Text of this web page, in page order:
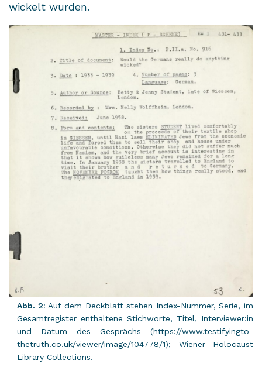
wi­ckelt wur­den.
Abb. 2: Auf dem Deck­blatt ste­hen Index-​Nummer, Serie, im
Ge­samt­re­gis­ter ent­hal­te­ne Stich­wor­te, Titel, In­ter­view­er:in
und Datum des Ge­sprächs (https://www.testi­fy­ing­to­
thetruth.co.uk/view­er/image/104778/1); Wie­ner Ho­lo­caust
Li­bra­ry Collec­tions.